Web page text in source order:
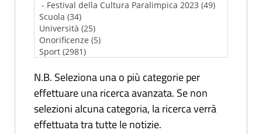
N.B. Seleziona una o più categorie per
effettuare una ricerca avanzata. Se non
selezioni alcuna categoria, la ricerca verrà
effettuata tra tutte le notizie.